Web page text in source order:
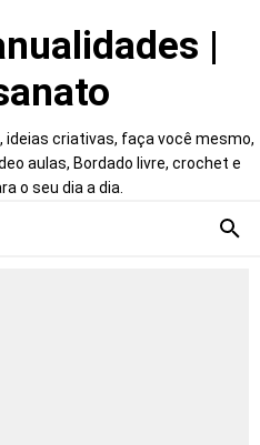
|
criativas, faça você mesmo,
aulas, Bordado livre, crochet e
o seu dia a dia.